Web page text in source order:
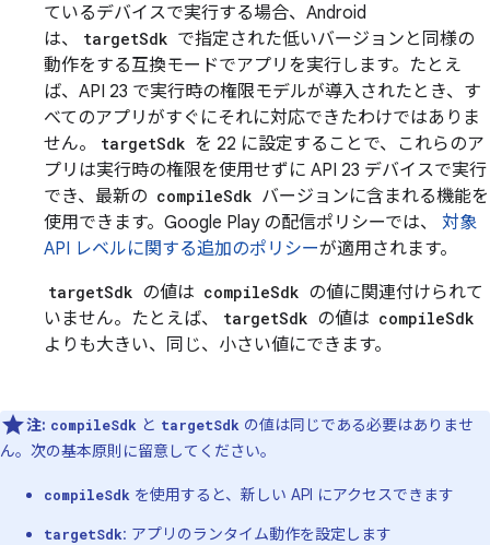
ているデバイスで実行する場合、Android
は、
targetSdk で指定された低いバージョンと同様の
動作をする互換モードでアプリを実行します。たとえ
ば、API 23 で実行時の権限モデルが導入されたとき、す
べてのアプリがすぐにそれに対応できたわけではありま
せん。
targetSdk を 22 に設定することで、これらのア
プリは実行時の権限を使用せずに API 23 デバイスで実行
でき、最新の compileSdk バージョンに含まれる機能を
使用できます。Google Play の配信ポリシーでは、
対象
API レベルに関する追加のポリシーが適用されます。
targetSdk の値は compileSdk の値に関連付けられて
いません。たとえば、
targetSdk の値は compileSdk
よりも大きい、同じ、小さい値にできます。
注: compileSdk と targetSdk の値は同じである必要はありませ
ん。次の基本原則に留意してください。
compileSdk を使用すると、新しい API にアクセスできます
targetSdk: アプリのランタイム動作を設定します